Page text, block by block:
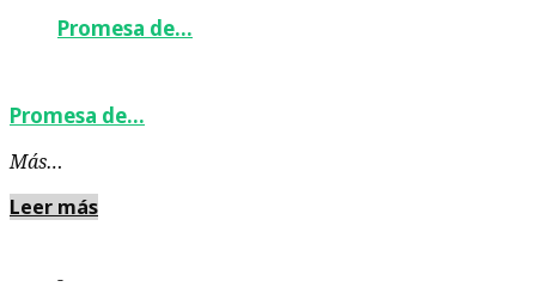
Promesa de…
Promesa de…
Más…
Leer más
-